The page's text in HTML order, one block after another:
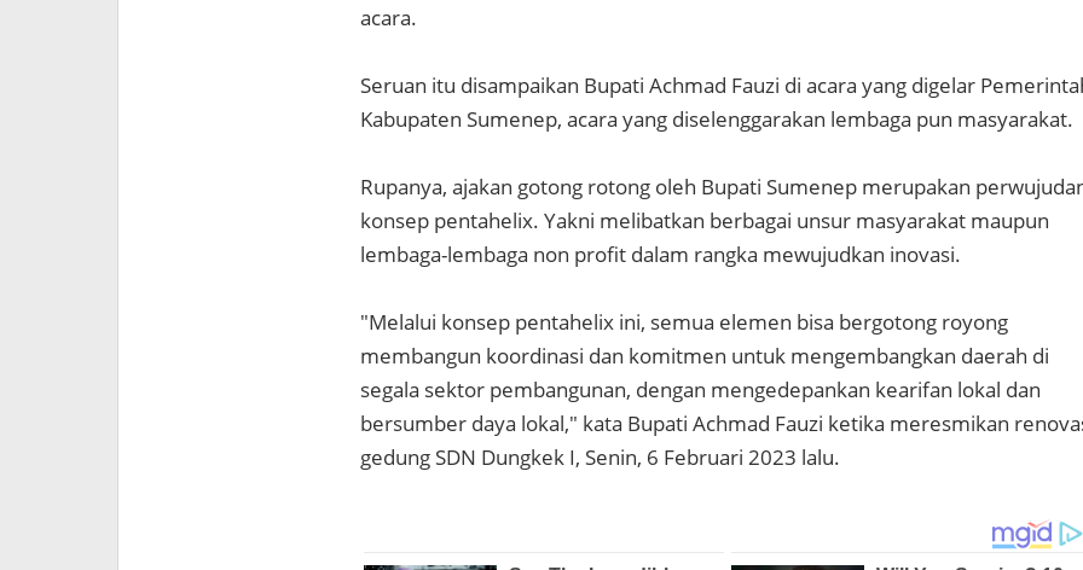
acara.
Seruan itu disampaikan Bupati Achmad Fauzi di acara yang digelar
Kabupaten Sumenep, acara yang diselenggarakan lembaga pun masyarakat.
Rupanya, ajakan gotong rotong oleh Bupati Sumenep merupakan
konsep pentahelix. Yakni melibatkan berbagai unsur masyarakat maupun
lembaga-lembaga non profit dalam rangka mewujudkan inovasi.
"Melalui konsep pentahelix ini, semua elemen bisa bergotong royong
membangun koordinasi dan komitmen untuk mengembangkan daerah di
segala sektor pembangunan, dengan mengedepankan kearifan lokal dan
bersumber daya lokal," kata Bupati Achmad Fauzi ketika meresmikan
gedung SDN Dungkek I, Senin, 6 Februari 2023 lalu.